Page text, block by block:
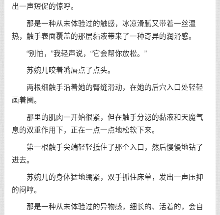
出一声短促的惊呼。
那是一种从未体验过的触感，冰凉滑腻又带着一丝温
热，触手表面覆盖的那层黏液带来了一种奇异的润滑感。
“别怕，”我轻声说，“它会帮你放松。”
苏婉儿咬着嘴唇点了点头。
两根细触手沿着她的臀缝滑动，在她的后穴入口处轻轻
画着圈。
那里的肌肉一开始很紧，但在触手分泌的黏液和天魔气
息的双重作用下，正在一点一点地松软下来。
第一根触手尖端轻轻抵住了那个入口，然后慢慢地钻了
进去。
苏婉儿的身体猛地绷紧，双手抓住床单，发出一声压抑
的闷哼。
那是一种从未体验过的异物感，细长的、活着的，会自